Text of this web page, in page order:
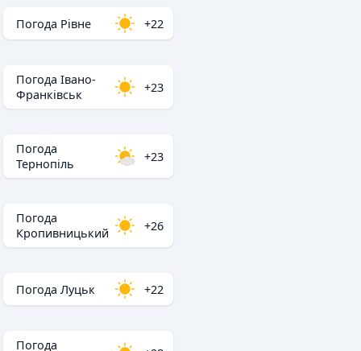
Погода Рівне +22
Погода Івано-
Франківськ
+23
Погода
Тернопіль
+23
Погода
Кропивницький
+26
Погода Луцьк +22
Погода